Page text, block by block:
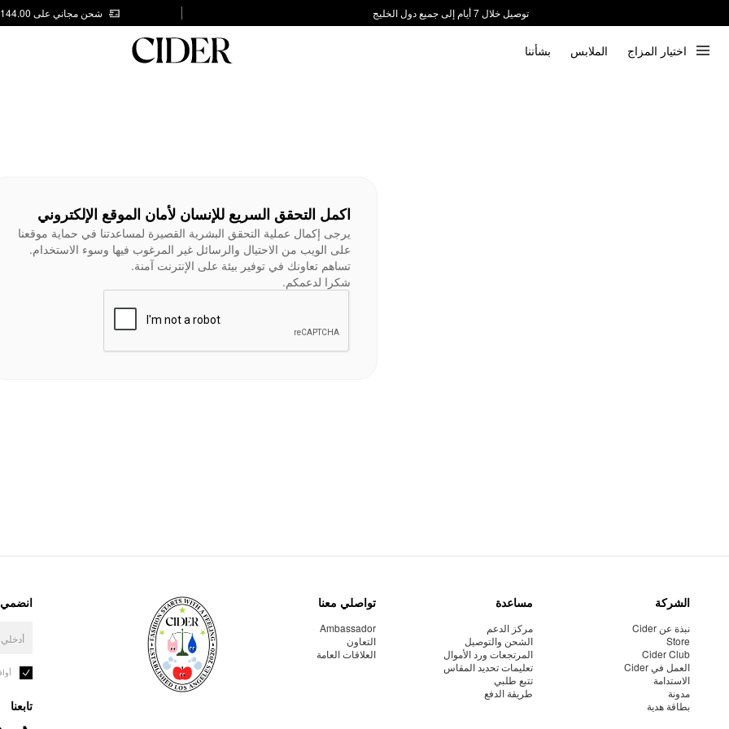
توصيل خلال 7 أيام إلى جميع دول الخليج
شحن مجاني على AED 144.00
اختيار المزاج الملابس بشأننا
اكمل التحقق السريع للإنسان لأمان الموقع الإلكتروني
يرجى إكمال عملية التحقق البشرية القصيرة لمساعدتنا في حماية موقعنا
على الويب من الاحتيال والرسائل غير المرغوب فيها وسوء الاستخدام.
تساهم تعاونك في توفير بيئة على الإنترنت آمنة.
شكرا لدعمكم.
الشركة
نبذة عن Cider
Store
Cider Club
العمل في Cider
الاستدامة
مدونة
بطاقة هدية
مساعدة
مركز الدعم
الشحن والتوصيل
المرتجعات ورد الأموال
تعليمات تحديد المقاس
تتبع طلبي
طريقة الدفع
تواصلي معنا
Ambassador
التعاون
العلاقات العامة
انضمي
تابعنا